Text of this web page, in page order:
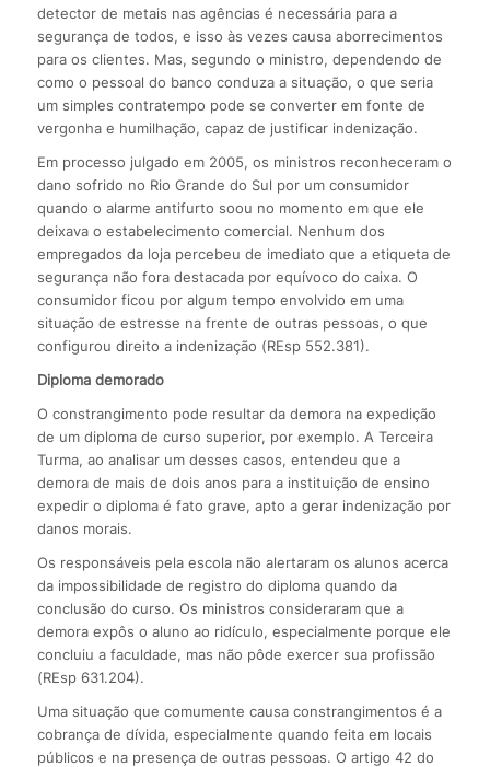
detector de metais nas agências é necessária para a
segurança de todos, e isso às vezes causa aborrecimentos
para os clientes. Mas, segundo o ministro, dependendo de
como o pessoal do banco conduza a situação, o que seria
um simples contratempo pode se converter em fonte de
vergonha e humilhação, capaz de justificar indenização.
Em processo julgado em 2005, os ministros reconheceram o
dano sofrido no Rio Grande do Sul por um consumidor
quando o alarme antifurto soou no momento em que ele
deixava o estabelecimento comercial. Nenhum dos
empregados da loja percebeu de imediato que a etiqueta de
segurança não fora destacada por equívoco do caixa. O
consumidor ficou por algum tempo envolvido em uma
situação de estresse na frente de outras pessoas, o que
configurou direito a indenização (REsp 552.381).
Diploma demorado
O constrangimento pode resultar da demora na expedição
de um diploma de curso superior, por exemplo. A Terceira
Turma, ao analisar um desses casos, entendeu que a
demora de mais de dois anos para a instituição de ensino
expedir o diploma é fato grave, apto a gerar indenização por
danos morais.
Os responsáveis pela escola não alertaram os alunos acerca
da impossibilidade de registro do diploma quando da
conclusão do curso. Os ministros consideraram que a
demora expôs o aluno ao ridículo, especialmente porque ele
concluiu a faculdade, mas não pôde exercer sua profissão
(REsp 631.204).
Uma situação que comumente causa constrangimentos é a
cobrança de dívida, especialmente quando feita em locais
públicos e na presença de outras pessoas. O artigo 42 do